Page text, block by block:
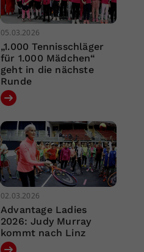
05.03.2026
„1.000 Tennisschläger
für 1.000 Mädchen“
geht in die nächste
Runde
02.03.2026
Advantage Ladies
2026: Judy Murray
kommt nach Linz